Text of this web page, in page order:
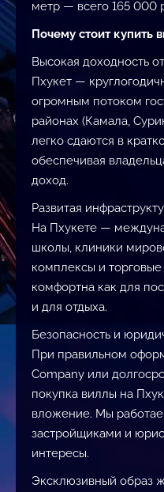
метр — всего 165 000
Почему стоит купить
Высокая доходность
Пхукет —
огромным потоком
районах (Камала,
легко сдаются в
обеспечивая
доход.
Развитая
На Пхукете —
школы, клиники
комплексы и
комфортна как для
и для отдыха.
Безопасность и
При правильном
Company или
покупка виллы на
вложение. Мы
застройщиками и
интересы.
Эксклюзивный образ